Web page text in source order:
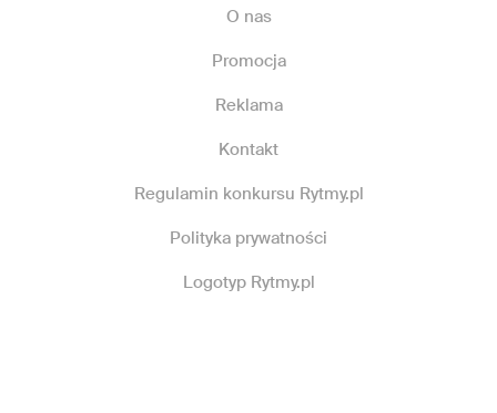
O nas
Promocja
Reklama
Kontakt
Regulamin konkursu Rytmy.pl
Polityka prywatności
Logotyp Rytmy.pl